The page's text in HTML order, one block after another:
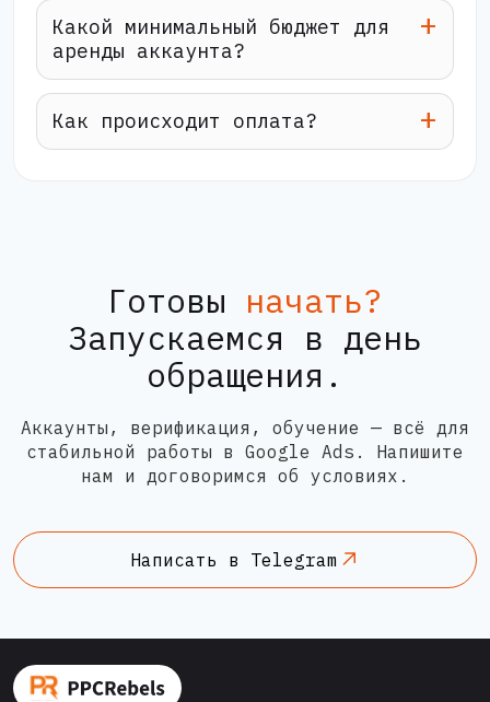
Какой минимальный бюджет для
аренды аккаунта?
Как происходит оплата?
Готовы начать?
Запускаемся в день
обращения.
Аккаунты, верификация, обучение — всё для
стабильной работы в Google Ads. Напишите
нам и договоримся об условиях.
Написать в Telegram